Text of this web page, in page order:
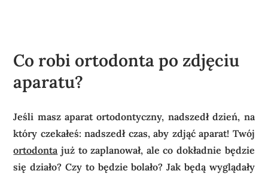
Co robi ortodonta po zdjęciu
aparatu?
Jeśli masz aparat ortodontyczny, nadszedł dzień, na
który czekałeś: nadszedł czas, aby zdjąć aparat! Twój
ortodonta już to zaplanował, ale co dokładnie będzie
się działo? Czy to będzie bolało? Jak będą wyglądały